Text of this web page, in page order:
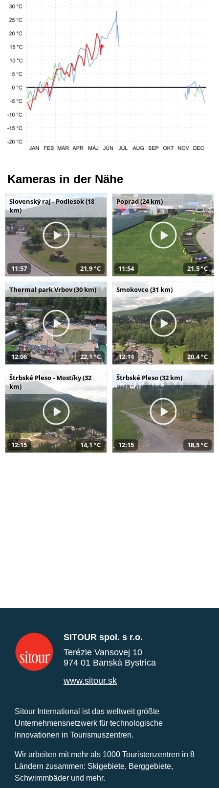
Kameras in der Nähe
Slovenský raj - Podlesok (18
km)
11:57 21,9 °C
Poprad (24 km)
11:54 21,5 °C
Thermal park Vrbov (30 km)
12:06 22,1 °C
Smokovce (31 km)
12:14 20,4 °C
Štrbské Pleso - Mostíky (32
km)
12:15 14,1 °C
Štrbské Pleso (32 km)
12:15 18,5 °C
SITOUR spol. s r.o.
Terézie Vansovej 10
974 01 Banská Bystrica
www.sitour.sk
Sitour International ist das weltweit größte
Unternehmensnetzwerk für technologische
Innovationen in Tourismuszentren.
Wir arbeiten mit mehr als 1000 Touristenzentren in 8
Ländern zusammen: Skigebiete, Berggebiete,
Schwimmbäder und mehr.